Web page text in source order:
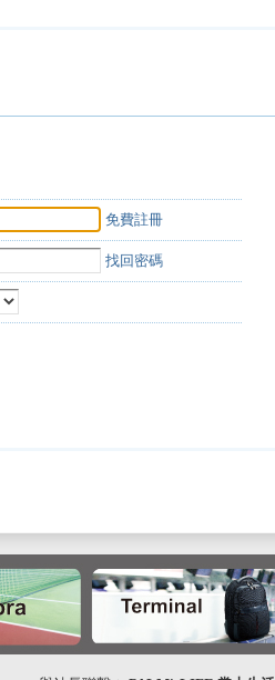
免費註冊
找回密碼